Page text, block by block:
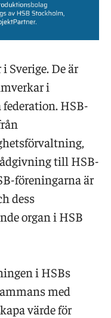
Sverige. De är
i
HSB-
till HSB-
föreningarna är
dess
organ i HSB
i HSBs
med
värde för